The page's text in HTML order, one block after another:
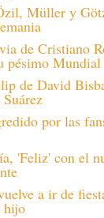
Müller y
de Cristiano
pésimo Mundial
de David
por las
'Feliz' con el
a ir de
hijo